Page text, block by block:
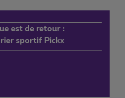
est de retour :
sportif Pickx